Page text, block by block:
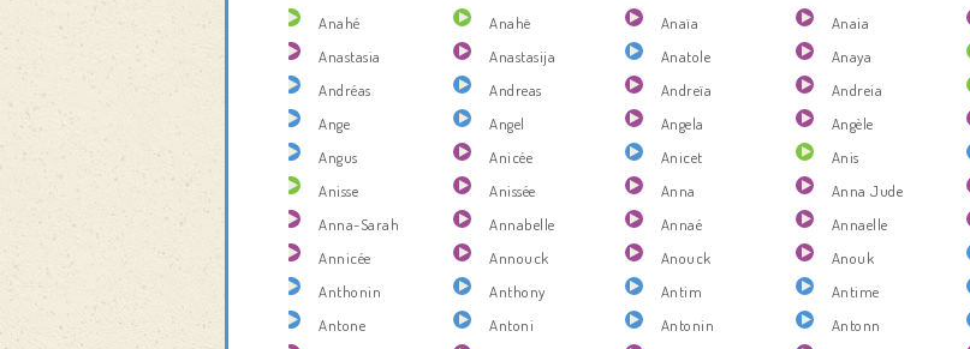
Anahé
Anahë Anaïa Anaia
Anastasia
Anastasija Anatole Anaya
Andréas
Andreas Andreïa Andreia
Ange
Angel Angela Angèle
Angus
Anicée Anicet Anis
Anisse
Anissée Anna Anna Jude
Anna-Sarah
Annabelle Annaé Annaelle
Annicée
Annouck Anouck Anouk
Anthonin
Anthony Antim Antime
Antone
Antoni Antonin Antonn